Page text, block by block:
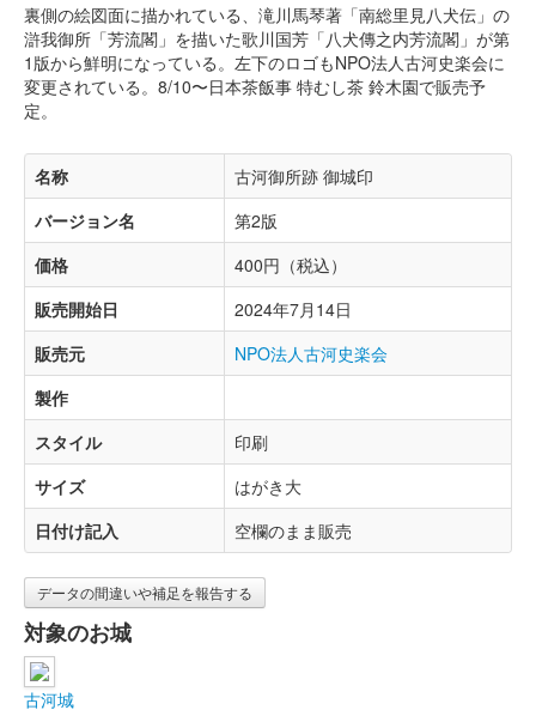
裏側の絵図面に描かれている、滝川馬琴著「南総里見八犬伝」の
滸我御所「芳流閣」を描いた歌川国芳「八犬傳之内芳流閣」が第
1版から鮮明になっている。左下のロゴもNPO法人古河史楽会に
変更されている。8/10〜日本茶飯事 特むし茶 鈴木園で販売予
定。
名称
古河御所跡 御城印
バージョン名
第2版
価格
400円（税込）
販売開始日
2024年7月14日
販売元
NPO法人古河史楽会
製作
スタイル
印刷
サイズ
はがき大
日付け記入
空欄のまま販売
データの間違いや補足を報告する
対象のお城
古河城